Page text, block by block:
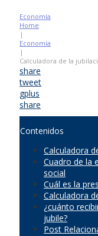
Economía
Home
|
Economía
|
Calculadora de la
share
tweet
gplus
share
Contenidos
Calculadora
Cuadro de la
social
Cuál es la
Calculadora
¿cuánto
jubile?
Post